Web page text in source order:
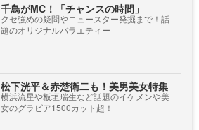
千鳥がMC！「チャンスの時間」
クセ強めの疑問やニュースター発掘まで！話
題のオリジナルバラエティー
松下洸平＆赤楚衛二も！美男美女特集
横浜流星や板垣瑞生など話題のイケメンや美
女のグラビア1500カット超！